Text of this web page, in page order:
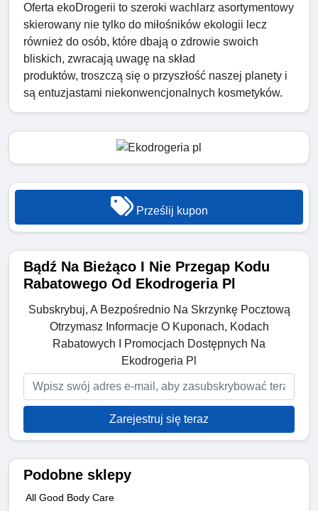
Oferta ekoDrogerii to szeroki wachlarz asortymentowy
skierowany nie tylko do miłośników ekologii lecz
również do osób, które dbają o zdrowie swoich
bliskich, zwracają uwagę na skład
produktów, troszczą się o przyszłość naszej planety i
są entuzjastami niekonwencjonalnych kosmetyków.
Prześlij kupon
Bądź Na Bieżąco I Nie Przegap Kodu
Rabatowego Od Ekodrogeria Pl
Subskrybuj, A Bezpośrednio Na Skrzynkę Pocztową
Otrzymasz Informacje O Kuponach, Kodach
Rabatowych I Promocjach Dostępnych Na
Ekodrogeria Pl
Zarejestruj się teraz
Podobne sklepy
All Good Body Care